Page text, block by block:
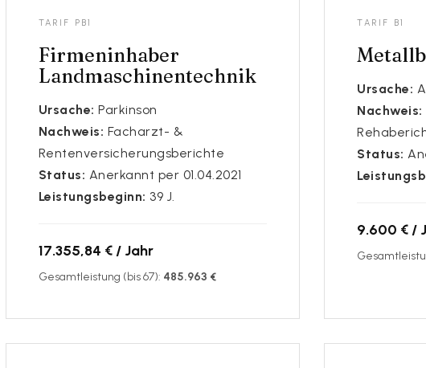
TARIF PB1
Firmeninhaber
Landmaschinentechnik
Ursache: Parkinson
Nachweis: Facharzt- &
Rentenversicherungsberichte
Status: Anerkannt per 01.04.2021
Leistungsbeginn: 39 J.
17.355,84 € / Jahr
Gesamtleistung (bis 67): 485.963 €
TARIF B1
Ursache:
Nachweis:
Status:
9.600 € /